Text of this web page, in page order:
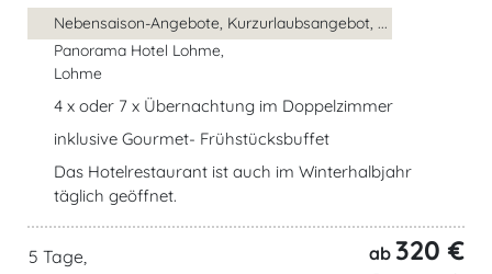
Nebensaison-Angebote, Kurzurlaubsangebot, ...
Panorama Hotel Lohme,
Lohme
4 x oder 7 x Übernachtung im Doppelzimmer
inklusive Gourmet- Frühstücksbuffet
Das Hotelrestaurant ist auch im Winterhalbjahr
täglich geöffnet.
5 Tage, ab 320 €